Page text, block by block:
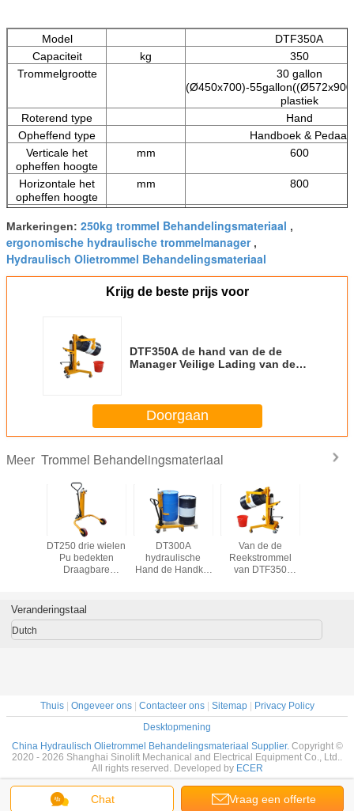
Model
DTF350A
Capaciteit
kg
350
Trommelgrootte
30 gallon
(Ø450x700)-
plastiek
Roterend type
Hand
Opheffend type
Handboek & Pedaal
Verticale het
opheffen hoogte
mm 600
Horizontale het
opheffen hoogte
mm 800
Wiel
Φ125×20
Trommel het
overhellen graad
graad
Overzichtsdimensie mm
1180x1150x1260
kg
Markeringen: 250kg trommel Behandelingsmateriaal ,
ergonomische hydraulische trommelmanager,
Hydraulisch Olietrommel Behandelingsmateriaal
Krijg de beste prijs voor
DTF350A de hand van de de
Manager Veilige Lading van de
Doorgaan
Meer Trommel Behandelingsmateriaal
met
Wiel en
van de
DT250 drie wielen
Pu bedekten
Draagbare
Heftoestelcapaciteit
250Kg met een
Hydraulisch
DT300A
hydraulische
Hand de Handkar
Sluiten van de
van het
Van de de
Reekstrommel
van DTF350
de
met Capaciteit
Chat Vraag een offerte
Veranderingstaal
Dutch
Thuis| Ongeveer ons| Contacteer ons| Sitemap| Privacy Policy
Desktopmening
China Hydraulisch Olietrommel Behandelingsmateriaal Supplier. Copyright ©
2020 - 2026 Shanghai Sinolift Mechanical and Electrical Equipment Co., Ltd..
All rights reserved. Developed by ECER